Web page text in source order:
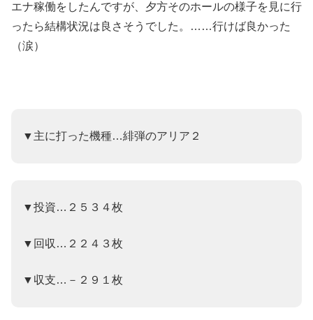
エナ稼働をしたんですが、夕方そのホールの様子を見に行
ったら結構状況は良さそうでした。……行けば良かった
（涙）
▼主に打った機種…緋弾のアリア２
▼投資…２５３４枚
▼回収…２２４３枚
▼収支…－２９１枚